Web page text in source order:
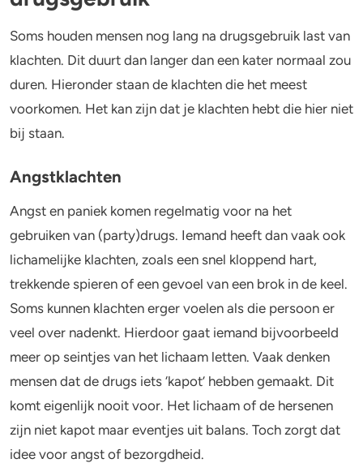
Soms houden mensen nog lang na drugsgebruik last van
klachten. Dit duurt dan langer dan een kater normaal zou
duren. Hieronder staan de klachten die het meest
voorkomen. Het kan zijn dat je klachten hebt die hier niet
bij staan.
Angstklachten
Angst en paniek komen regelmatig voor na het
gebruiken van (party)drugs. Iemand heeft dan vaak ook
lichamelijke klachten, zoals een snel kloppend hart,
trekkende spieren of een gevoel van een brok in de keel.
Soms kunnen klachten erger voelen als die persoon er
veel over nadenkt. Hierdoor gaat iemand bijvoorbeeld
meer op seintjes van het lichaam letten. Vaak denken
mensen dat de drugs iets ‘kapot’ hebben gemaakt. Dit
komt eigenlijk nooit voor. Het lichaam of de hersenen
zijn niet kapot maar eventjes uit balans. Toch zorgt dat
idee voor angst of bezorgdheid.